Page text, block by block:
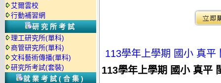
艾爾雲校
行動補習網
研究所考試
理工研究所(單科)
商管研究所(單科)
文科藝術傳播(單科)
研究所考試(套裝)
就業考試(合集)
113學年上學期 國小 真平
113學年上學期 國小 真平